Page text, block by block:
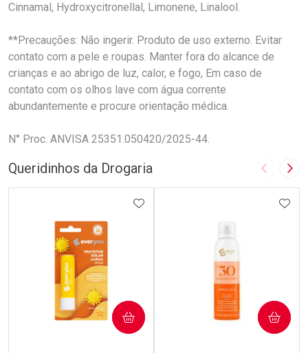
Cinnamal, Hydroxycitronellal, Limonene, Linalool.
**Precauções: Não ingerir. Produto de uso externo. Evitar
contato com a pele e roupas. Manter fora do alcance de
crianças e ao abrigo de luz, calor, e fogo, Em caso de
contato com os olhos lave com água corrente
abundantemente e procure orientação médica.
N° Proc. ANVISA 25351.050420/2025-44.
Queridinhos da Drogaria Imagem
ADICIONAR AOS FAVORITOS
COMPRAR COMPRAR